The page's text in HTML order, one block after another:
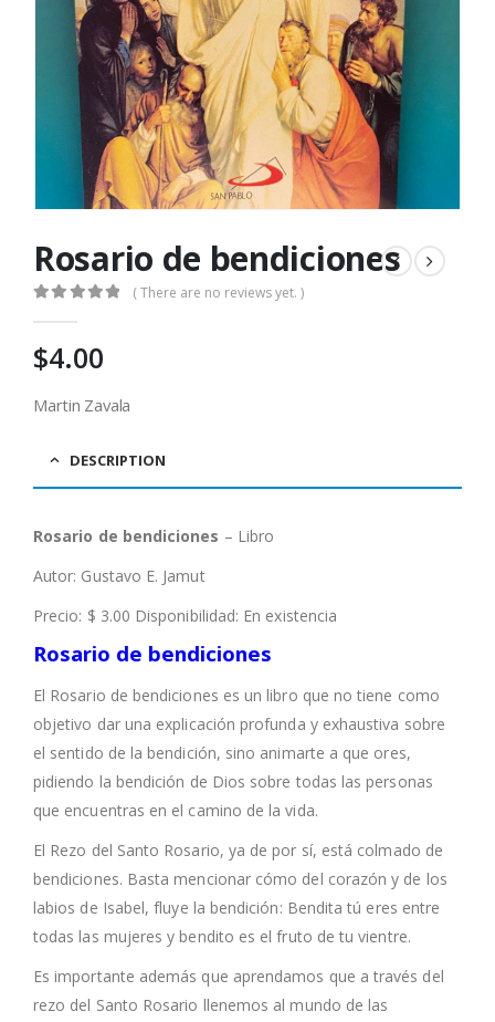
Rosario de bendiciones
( There are no reviews yet. )
$4.00
Martin Zavala
DESCRIPTION
Rosario de bendiciones – Libro
Autor: Gustavo E. Jamut
Precio: $ 3.00 Disponibilidad: En existencia
Rosario de bendiciones
El Rosario de bendiciones es un libro que no tiene como
objetivo dar una explicación profunda y exhaustiva sobre
el sentido de la bendición, sino animarte a que ores,
pidiendo la bendición de Dios sobre todas las personas
que encuentras en el camino de la vida.
El Rezo del Santo Rosario, ya de por sí, está colmado de
bendiciones. Basta mencionar cómo del corazón y de los
labios de Isabel, fluye la bendición: Bendita tú eres entre
todas las mujeres y bendito es el fruto de tu vientre.
Es importante además que aprendamos que a través del
rezo del Santo Rosario llenemos al mundo de las